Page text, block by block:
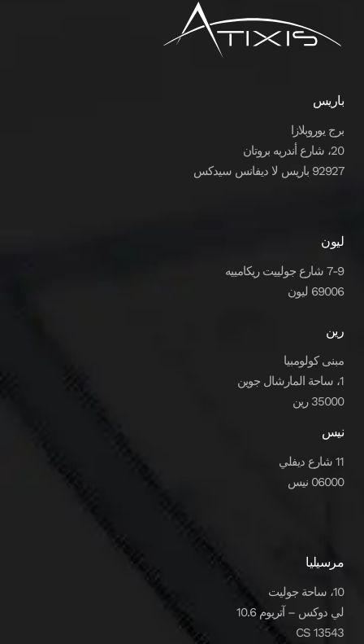
باريس
برج يوروبلازا
20، شارع أندريه بروتان
92927 باريس لا ديفانس سيدكس
ليون
7-9 شارع جولييت ريكامييه
69006 ليون
رين
مبنى كولومبيا
1، ساحة المارشال جوين
35000 رين
نيس
11 شارع ديفلي
06000 نيس
مرسيليا
10، ساحة جوليت
لي دوكس – آتريوم 10.6
CS 13543